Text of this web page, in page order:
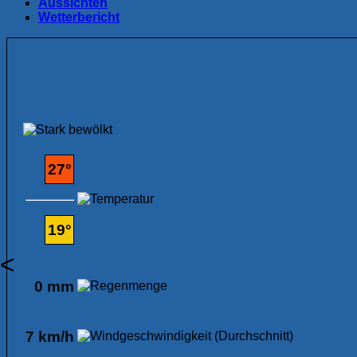
Aussichten
Wetterbericht
<
27°
19°
0 mm
7 km/h